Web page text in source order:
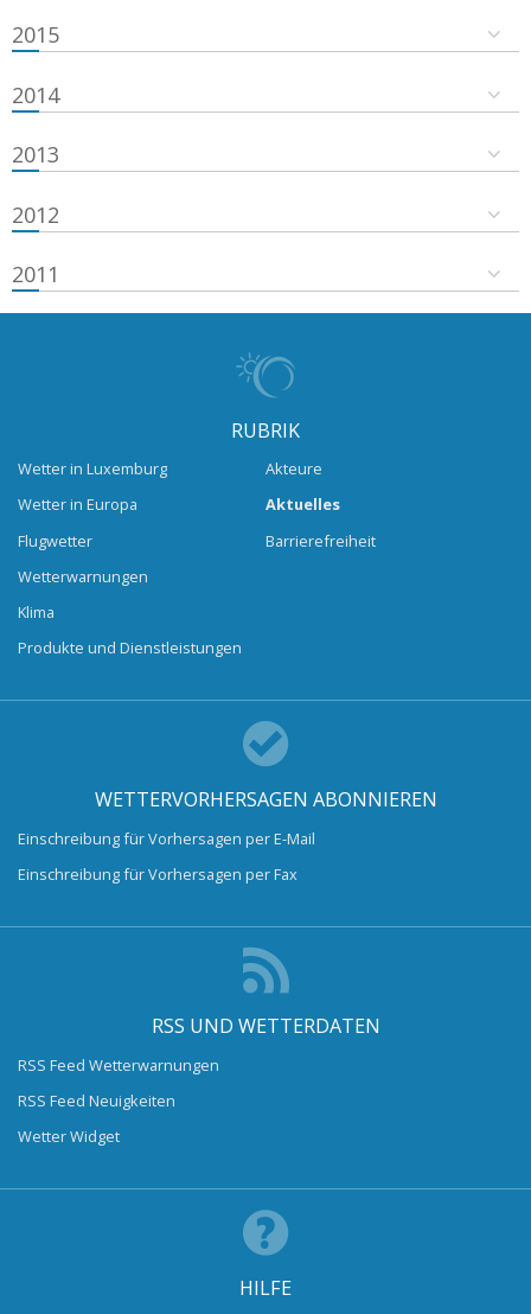
2015
2014
2013
2012
2011
RUBRIK
Wetter in Luxemburg
Wetter in Europa
Flugwetter
Wetterwarnungen
Klima
Produkte und Dienstleistungen
Akteure
Aktuelles
Barrierefreiheit
WETTERVORHERSAGEN ABONNIEREN
Einschreibung für Vorhersagen per E-Mail
Einschreibung für Vorhersagen per Fax
RSS UND WETTERDATEN
RSS Feed Wetterwarnungen
RSS Feed Neuigkeiten
Wetter Widget
HILFE